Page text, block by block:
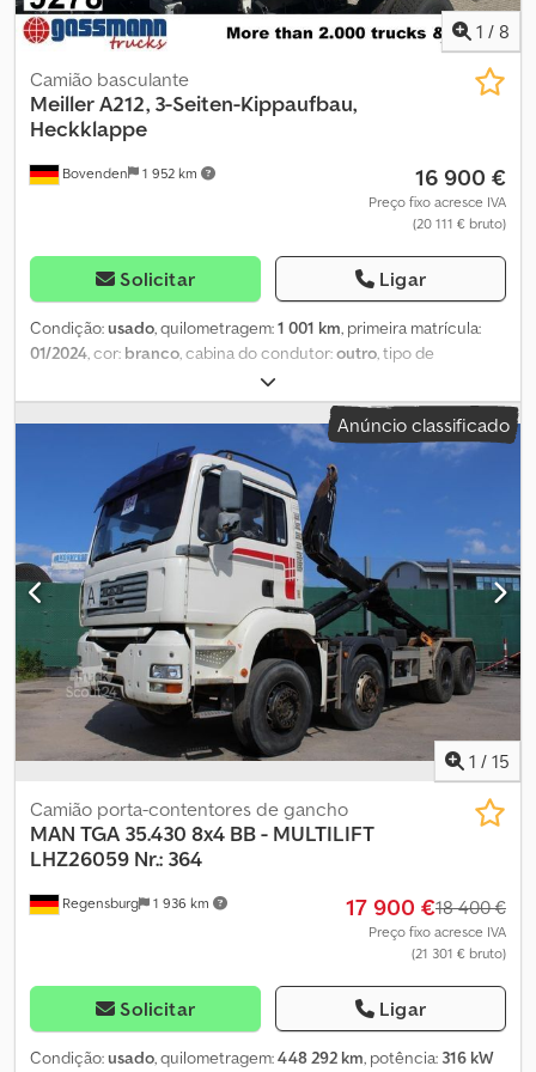
1 / 8
Bovenden 1 952 km
Camião basculante
MeillerA212, 3-Seiten-Kippaufbau,
Heckklappe
16 900 €
Preço fixo acresce IVA
(20 111 € bruto)
Solicitar Ligar
Condição:usado, quilometragem:1 001 km, primeira matrícula:
01/2024, cor: branco, cabina do condutor:outro, tipo de
, comprimento do espaço de carga:
largura do espaço de carga:2 410 mm, altura do espaço de carga:
600 mm, Ano de fabrico:2024, Localização do veículo: Bovenden,
estrutura de aço, argolas de amarração, tampas basculantes.
Djdpfx Aowkiw Teqpekr Carroçaria: Caçamba basculante trilateral
Meiller com tampas assistidas por molas e destravamento
pneumático da tampa traseira. INFORMAÇÕES SOBRE
ACESSÓRIOS SEM GARANTIA; salvo alterações, venda prévia e
erros!
Anúncio classificado
1 / 15
Regensburg 1 936 km
Camião porta-contentores de gancho
MAN TGA 35.430 8x4 BB - MULTILIFT
LHZ26059 Nr.: 364
17 900 €18 400 €
Preço fixo acresce IVA
(21 301 € bruto)
Solicitar Ligar
Condição:usado, quilometragem:448 292 km, potência: 316 kW